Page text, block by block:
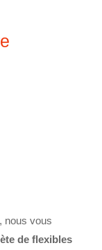
, nous vous
de flexibles